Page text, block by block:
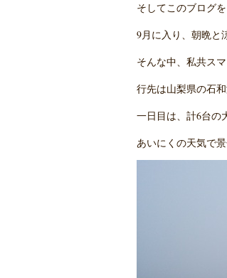
そしてこのブログ
9月に入り、朝晩と
そんな中、私共ス
行先は山梨県の石和
一日目は、計6台の
あいにくの天気で